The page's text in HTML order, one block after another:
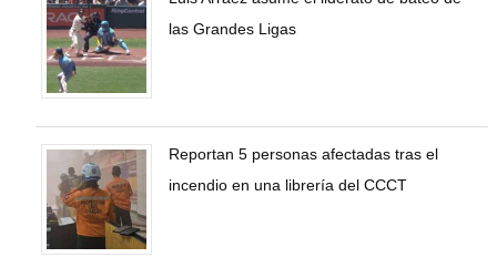
las Grandes Ligas
Reportan 5 personas afectadas tras el
incendio en una librería del CCCT